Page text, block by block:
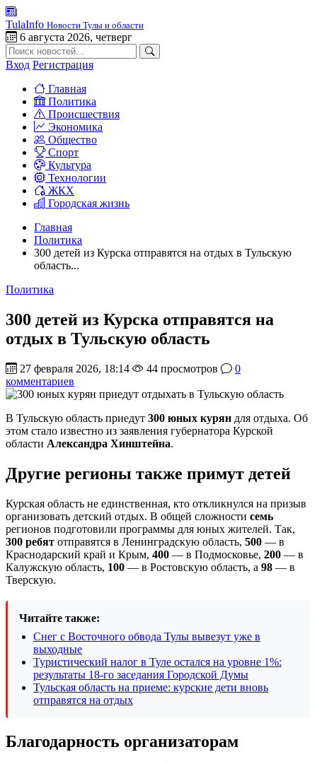
TulaInfo Новости Тулы и области
6 августа 2026, четверг
Вход Регистрация
Главная
Политика
Происшествия
Экономика
Общество
Спорт
Культура
Технологии
ЖКХ
Городская жизнь
Главная
Политика
300 детей из Курска отправятся на отдых в Тульскую
область...
Политика
300 детей из Курска отправятся на
отдых в Тульскую область
27 февраля 2026, 18:14 44 просмотров
0
комментариев
В Тульскую область приедут 300 юных курян для отдыха. Об
этом стало известно из заявления губернатора Курской
области Александра Хинштейна.
Другие регионы также примут детей
Курская область не единственная, кто откликнулся на призыв
организовать детский отдых. В общей сложности семь
регионов подготовили программы для юных жителей. Так,
300 ребят отправятся в Ленинградскую область, 500 — в
Краснодарский край и Крым, 400 — в Подмосковье, 200 — в
Калужскую область, 100 — в Ростовскую область, а 98 — в
Тверскую.
Читайте также:
Снег с Восточного обвода Тулы вывезут уже в
выходные
Туристический налог в Туле остался на уровне 1%:
результаты 18-го заседания Городской Думы
Тульская область на приеме: курские дети вновь
отправятся на отдых
Благодарность организаторам